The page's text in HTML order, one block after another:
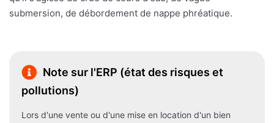
submersion, de débordement de nappe phréatique.
Note sur l'ERP (état des risques et
pollutions)
Lors d'une vente ou d'une mise en location d'un bien